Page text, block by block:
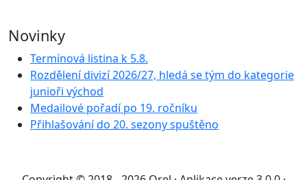
Novinky
Termínová listina k 5.8.
Rozdělení divizí 2026/27, hledá se tým do kategorie
junioři východ
Medailové pořadí po 19. ročníku
Přihlašování do 20. sezony spuštěno